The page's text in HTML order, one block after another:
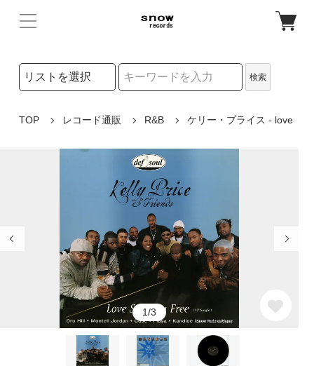
検索リストの選択
検索
TOP レコード通販 R&B ケリー・プライス - love
1/3